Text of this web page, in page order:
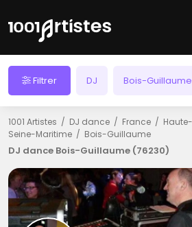
Filtrer DJ Bois-Guillaume
1001 Artistes DJ dance France
Seine-Maritime
Bois-Guillaume
DJ dance Bois-Guillaume (76230)